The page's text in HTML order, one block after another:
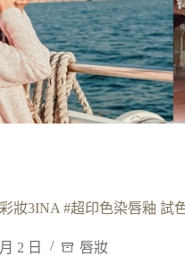
妝3INA #超印色染唇釉 試
2 日 唇妝